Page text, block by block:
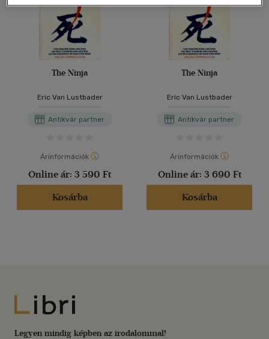
The Ninja
Eric Van Lustbader
Antikvár partner
Árinformációk
Online ár: 3 590 Ft
Kosárba
The Ninja
Eric Van Lustbader
Antikvár partner
Árinformációk
Online ár: 3 690 Ft
Kosárba
Libri
Legyen mindig képben az irodalommal!